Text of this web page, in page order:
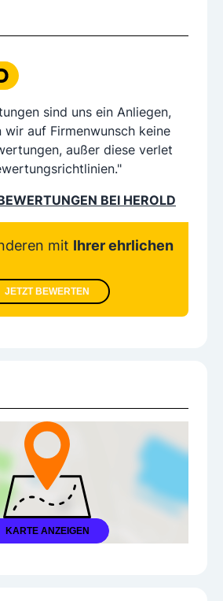
sind uns ein Anliegen,
wir auf Firmenwunsch keine
außer diese verlet
BEI HEROLD
mit Ihrer ehrlichen
JETZT BEWERTEN
KARTE ANZEIGEN